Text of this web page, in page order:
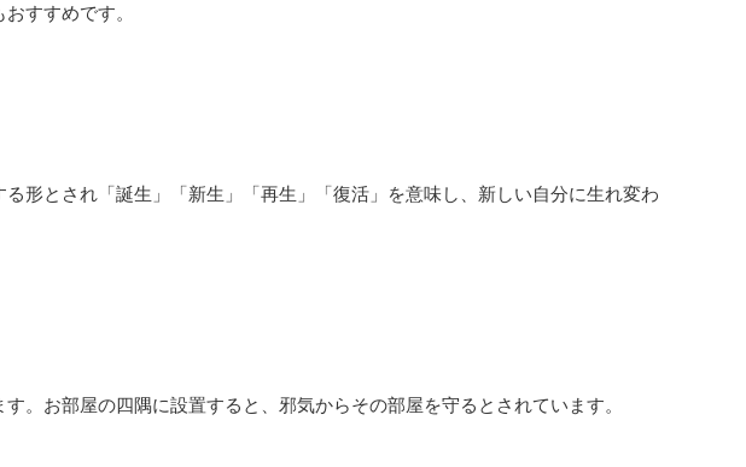
すすめです。
形とされ「誕生」「新生」「再生」「復活」を意味し、新しい自分に生れ変わ
。お部屋の四隅に設置すると、邪気からその部屋を守るとされています。